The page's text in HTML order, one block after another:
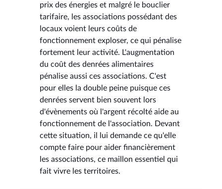
prix des énergies et malgré le bouclier
tarifaire, les associations possédant des
locaux voient leurs coûts de
fonctionnement exploser, ce qui pénalise
fortement leur activité. L'augmentation
du coût des denrées alimentaires
pénalise aussi ces associations. C'est
pour elles la double peine puisque ces
denrées servent bien souvent lors
d'évènements où l'argent récolté aide au
fonctionnement de l'association. Devant
cette situation, il lui demande ce qu'elle
compte faire pour aider financièrement
les associations, ce maillon essentiel qui
fait vivre les territoires.